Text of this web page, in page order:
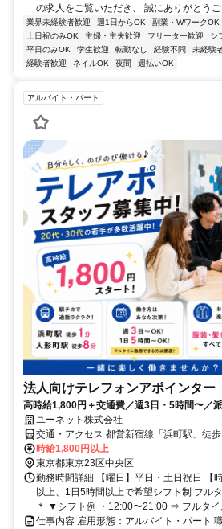
の求人をご覧いただき、 誠にありがとう
業界未経験者歓迎 週1日からOK 副業・WワークOK
土日祝のみOK
主婦・主夫歓迎 フリーター歓迎 シ
平日のみOK
学生歓迎 転勤なし 経験不問 未経験
経験者歓迎
ネイルOK 夜間 週払いOK
アルバイト・パート
法人向けテレフォンアポインター
高時給1,800円＋交通費／週3日・5時間〜／
ユーネット株式会社
交通・アクセス 都営新宿線「浜町駅」徒
線、都営浅草線「人形町駅」徒歩7分・東
前駅」徒歩8分
時給1,800円以上
東京都東京23区中央区
勤務時間詳細 【曜日】平日・土日祝日 【
以上、1日5時間以上で希望シフト制 フル
＊ ▼シフト例 ・12:00〜21:00 ⇒ フルタイ
仕事内容 雇用形態：アルバイト・パート